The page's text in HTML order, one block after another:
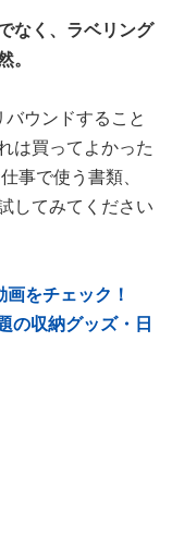
なく、ラベリング
。
ウンドすること
は買ってよかった
事で使う書類、
してみてください
をチェック！
の収納グッズ・日